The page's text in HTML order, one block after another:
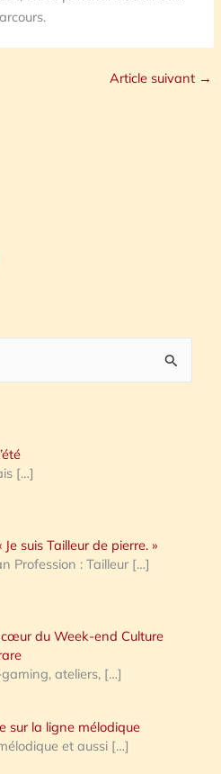
Article suivant →
[…]
Je suis Tailleur de pierre. »
Profession : Tailleur […]
du Week-end Culture
ateliers, […]
sur la ligne mélodique
et aussi […]